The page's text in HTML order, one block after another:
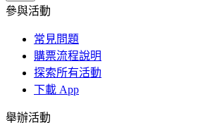
參與活動
常見問題
購票流程說明
探索所有活動
下載 App
舉辦活動